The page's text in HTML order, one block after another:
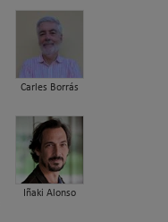
Carles Borrás
Iñaki Alonso